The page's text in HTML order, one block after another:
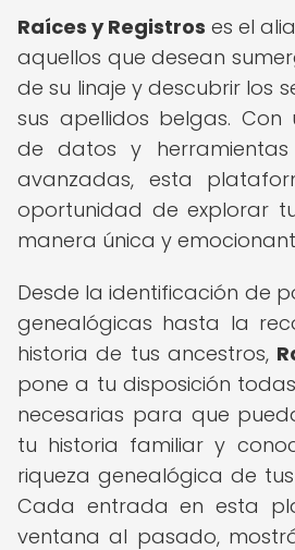
Raíces y Registros es el
aquellos que desean
de su linaje y descubrir los
sus apellidos belgas.
de datos y herramientas
avanzadas, esta
oportunidad de explorar
manera única y
Desde la identificación de
genealógicas hasta la
historia de tus ancestros,
pone a tu disposición
necesarias para que
tu historia familiar y
riqueza genealógica de
Cada entrada en esta
ventana al pasado,